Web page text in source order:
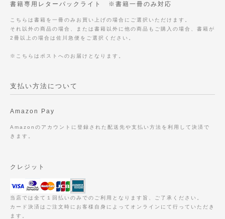
書籍専用レターパックライト ※書籍一冊のみ対応
こちらは書籍を一冊のみお買い上げの場合にご選択いただけます。
それ以外の商品の場合、または書籍以外に他の商品もご購入の場合、書籍が
2冊以上の場合は佐川急便をご選択ください。
※こちらはポストへのお届けとなります。
支払い方法について
Amazon Pay
Amazonのアカウントに登録された配送先や支払い方法を利用して決済で
きます。
クレジット
当店では全て１回払いのみでのご利用となります旨、ご了承ください。
カード決済はご注文時にお客様自身によってオンラインにて行っていただき
ます。